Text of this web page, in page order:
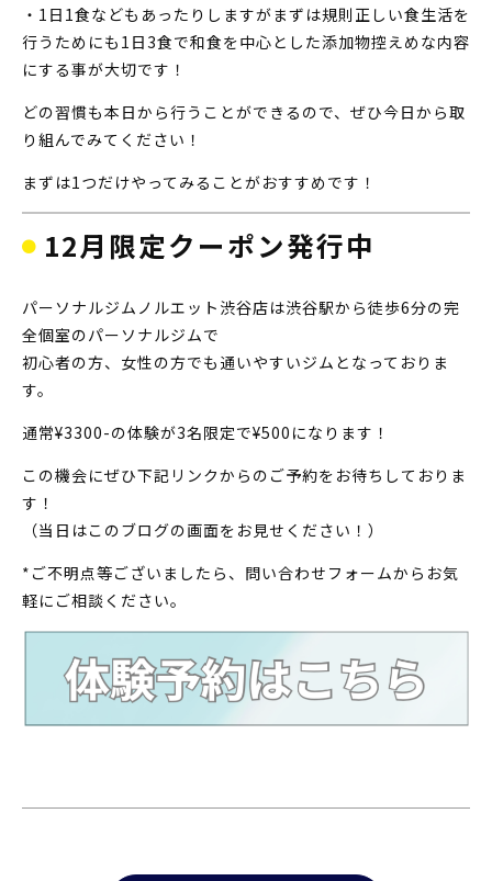
・1日1食などもあったりしますがまずは規則正しい食生活を
行うためにも1日3食で和食を中心とした添加物控えめな内容
にする事が大切です！
どの習慣も本日から行うことができるので、ぜひ今日から取
り組んでみてください！
まずは1つだけやってみることがおすすめです！
12月限定クーポン発行中
パーソナルジムノルエット渋谷店は渋谷駅から徒歩6分の完
全個室のパーソナルジムで
初心者の方、女性の方でも通いやすいジムとなっておりま
す。
通常¥3300-の体験が3名限定で¥500になります！
この機会にぜひ下記リンクからのご予約をお待ちしておりま
す！
（当日はこのブログの画面をお見せください！）
*ご不明点等ございましたら、問い合わせフォームからお気
軽にご相談ください。